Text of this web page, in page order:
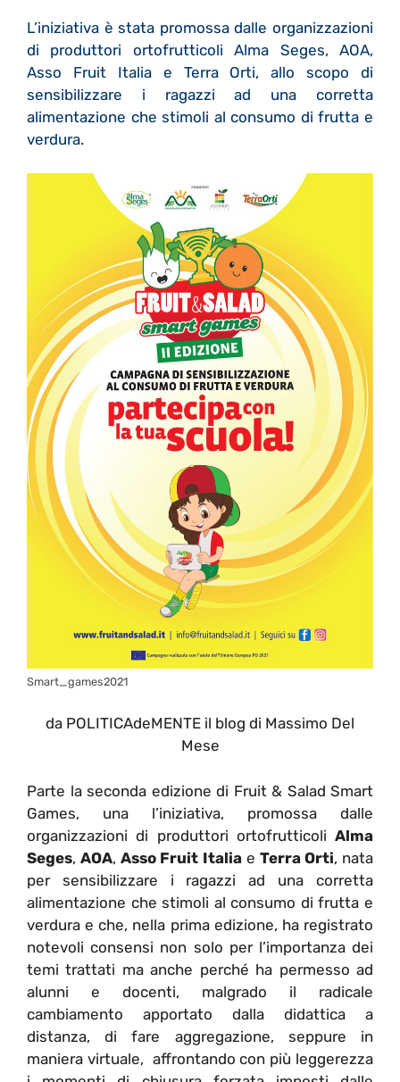
L’iniziativa è stata promossa dalle organizzazioni
di produttori ortofrutticoli Alma Seges, AOA,
Asso Fruit Italia e Terra Orti, allo scopo di
sensibilizzare i ragazzi ad una corretta
alimentazione che stimoli al consumo di frutta e
verdura.
Smart_games2021
da POLITICAdeMENTE il blog di Massimo Del
Mese
Parte la seconda edizione di Fruit & Salad Smart
Games, una l’iniziativa, promossa dalle
organizzazioni di produttori ortofrutticoli Alma
Seges, AOA, Asso Fruit Italia e Terra Orti, nata
per sensibilizzare i ragazzi ad una corretta
alimentazione che stimoli al consumo di frutta e
verdura e che, nella prima edizione, ha registrato
notevoli consensi non solo per l’importanza dei
temi trattati ma anche perché ha permesso ad
alunni e docenti, malgrado il radicale
cambiamento apportato dalla didattica a
distanza, di fare aggregazione, seppure in
maniera virtuale, affrontando con più leggerezza